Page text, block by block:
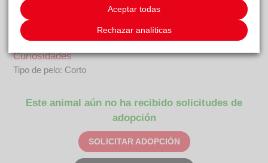
y con ganas de encontrar un hogar… Son un poco tímidos al
principio, cuando no te conocen; pero enseguida cogen
confianza y demuestran ser unos gatitos cariñosos.
Curiosidades
Tipo de pelo: Corto
Este animal aún no ha recibido solicitudes de
adopción
SOLICITAR ADOPCIÓN
Aceptar todas
Rechazar analíticas